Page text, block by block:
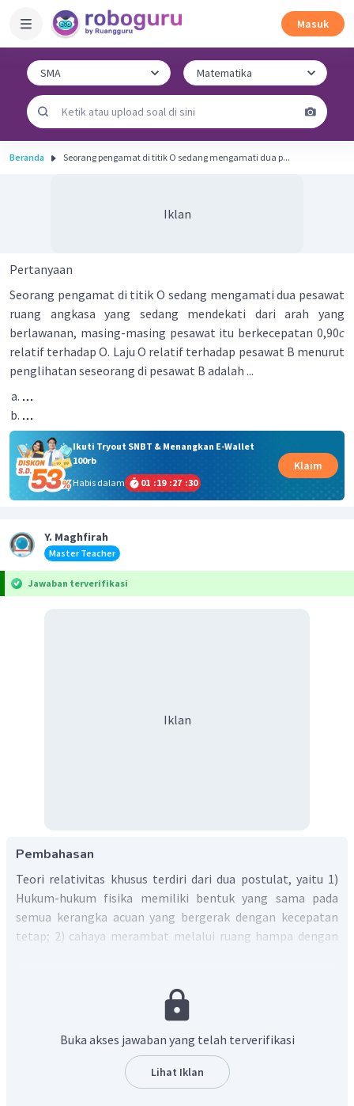
Masuk
Beranda Seorang pengamat di titik O sedang mengamati dua p...
Iklan
Pertanyaan
Seorang pengamat di titik O sedang mengamati dua pesawat
ruang angkasa yang sedang mendekati dari arah yang
berlawanan, masing-masing pesawat itu berkecepatan 0,90c
relatif terhadap O. Laju O relatif terhadap pesawat B menurut
penglihatan seseorang di pesawat B adalah ...
Ikuti Tryout SNBT & Menangkan E-Wallet
100rb
Habis dalam
01 :19 :27 :30
Klaim
Y. Maghfirah
Master Teacher
Jawaban terverifikasi
Iklan
Pembahasan
Teori relativitas khusus terdiri dari dua postulat, yaitu 1)
Hukum-hukum fisika memiliki bentuk yang sama pada
semua kerangka acuan yang bergerak dengan kecepatan
tetap; 2) cahaya merambat melalui ruang hampa dengan
Dengan menggunakan konsep
relativitas khusus, kita dapat menghitung kecepatan
Buka akses jawaban yang telah terverifikasi
Lihat Iklan